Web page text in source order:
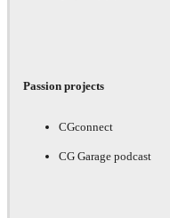
Passion projects
CGconnect
CG Garage podcast